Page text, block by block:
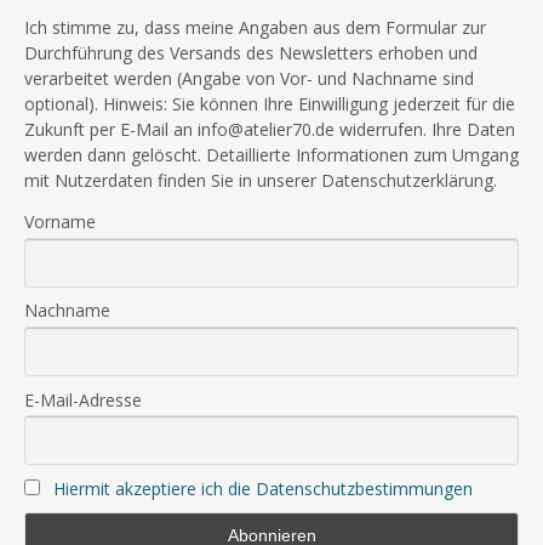
Ich stimme zu, dass meine Angaben aus dem Formular zur
Durchführung des Versands des Newsletters erhoben und
verarbeitet werden (Angabe von Vor- und Nachname sind
optional). Hinweis: Sie können Ihre Einwilligung jederzeit für die
Zukunft per E-Mail an info@atelier70.de widerrufen. Ihre Daten
werden dann gelöscht. Detaillierte Informationen zum Umgang
mit Nutzerdaten finden Sie in unserer Datenschutzerklärung.
Vorname
Nachname
E-Mail-Adresse
Hiermit akzeptiere ich die Datenschutzbestimmungen